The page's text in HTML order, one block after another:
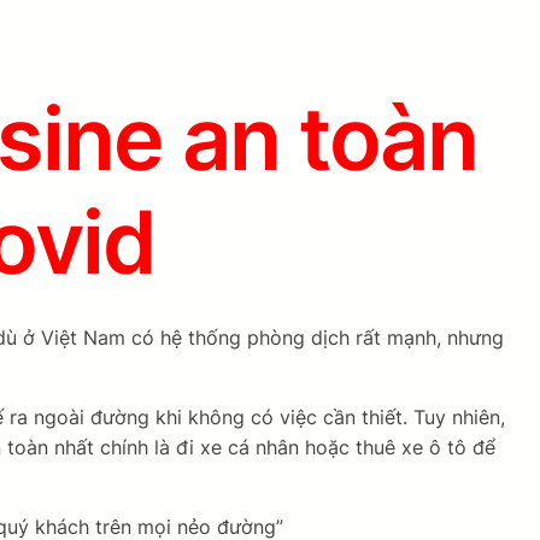
an toàn
ở Việt Nam có hệ thống phòng dịch rất mạnh, nhưng
ngoài đường khi không có việc cần thiết. Tuy nhiên,
nhất chính là đi xe cá nhân hoặc thuê xe ô tô để
khách trên mọi nẻo đường”